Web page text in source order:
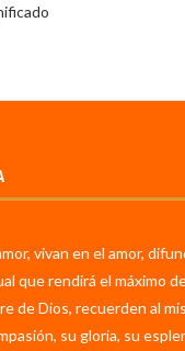
vivan en el amor,
que rendirá el máximo
de Dios, recuerden al
su gloria, su